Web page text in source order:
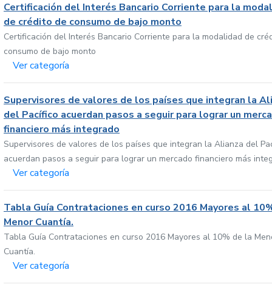
Certificación del Interés Bancario Corriente para la
de crédito de consumo de bajo monto
Certificación del Interés Bancario Corriente para la modalidad de
consumo de bajo monto
Ver categoría
Supervisores de valores de los países que integran la
del Pacífico acuerdan pasos a seguir para lograr un
financiero más integrado
Supervisores de valores de los países que integran la Alianza del
acuerdan pasos a seguir para lograr un mercado financiero más
Ver categoría
Tabla Guía Contrataciones en curso 2016 Mayores al
Menor Cuantía.
Tabla Guía Contrataciones en curso 2016 Mayores al 10% de la
Cuantía.
Ver categoría